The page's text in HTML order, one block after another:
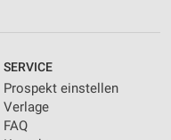
SERVICE
Prospekt einstellen
Verlage
FAQ